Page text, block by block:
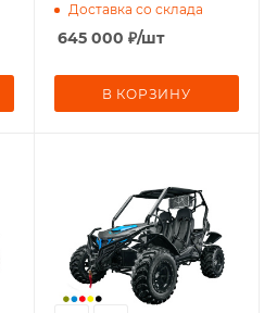
Доставка со склада
645 000 ₽/шт
В КОРЗИНУ